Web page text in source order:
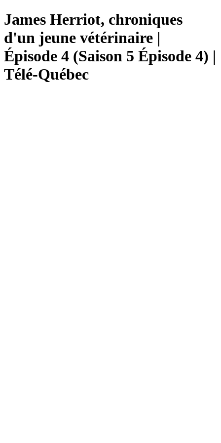
James Herriot, chroniques
d'un jeune vétérinaire |
Épisode 4 (Saison 5 Épisode 4) |
Télé-Québec